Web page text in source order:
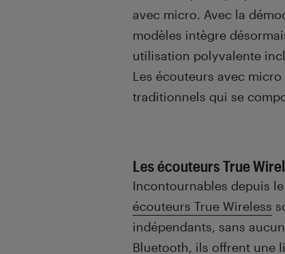
avec micro. Avec la
modèles intègre
utilisation polyvalente
Les écouteurs avec
traditionnels qui se
Les écouteurs True
Incontournables depuis
écouteurs True Wireless
indépendants, sans
Bluetooth, ils offrent une